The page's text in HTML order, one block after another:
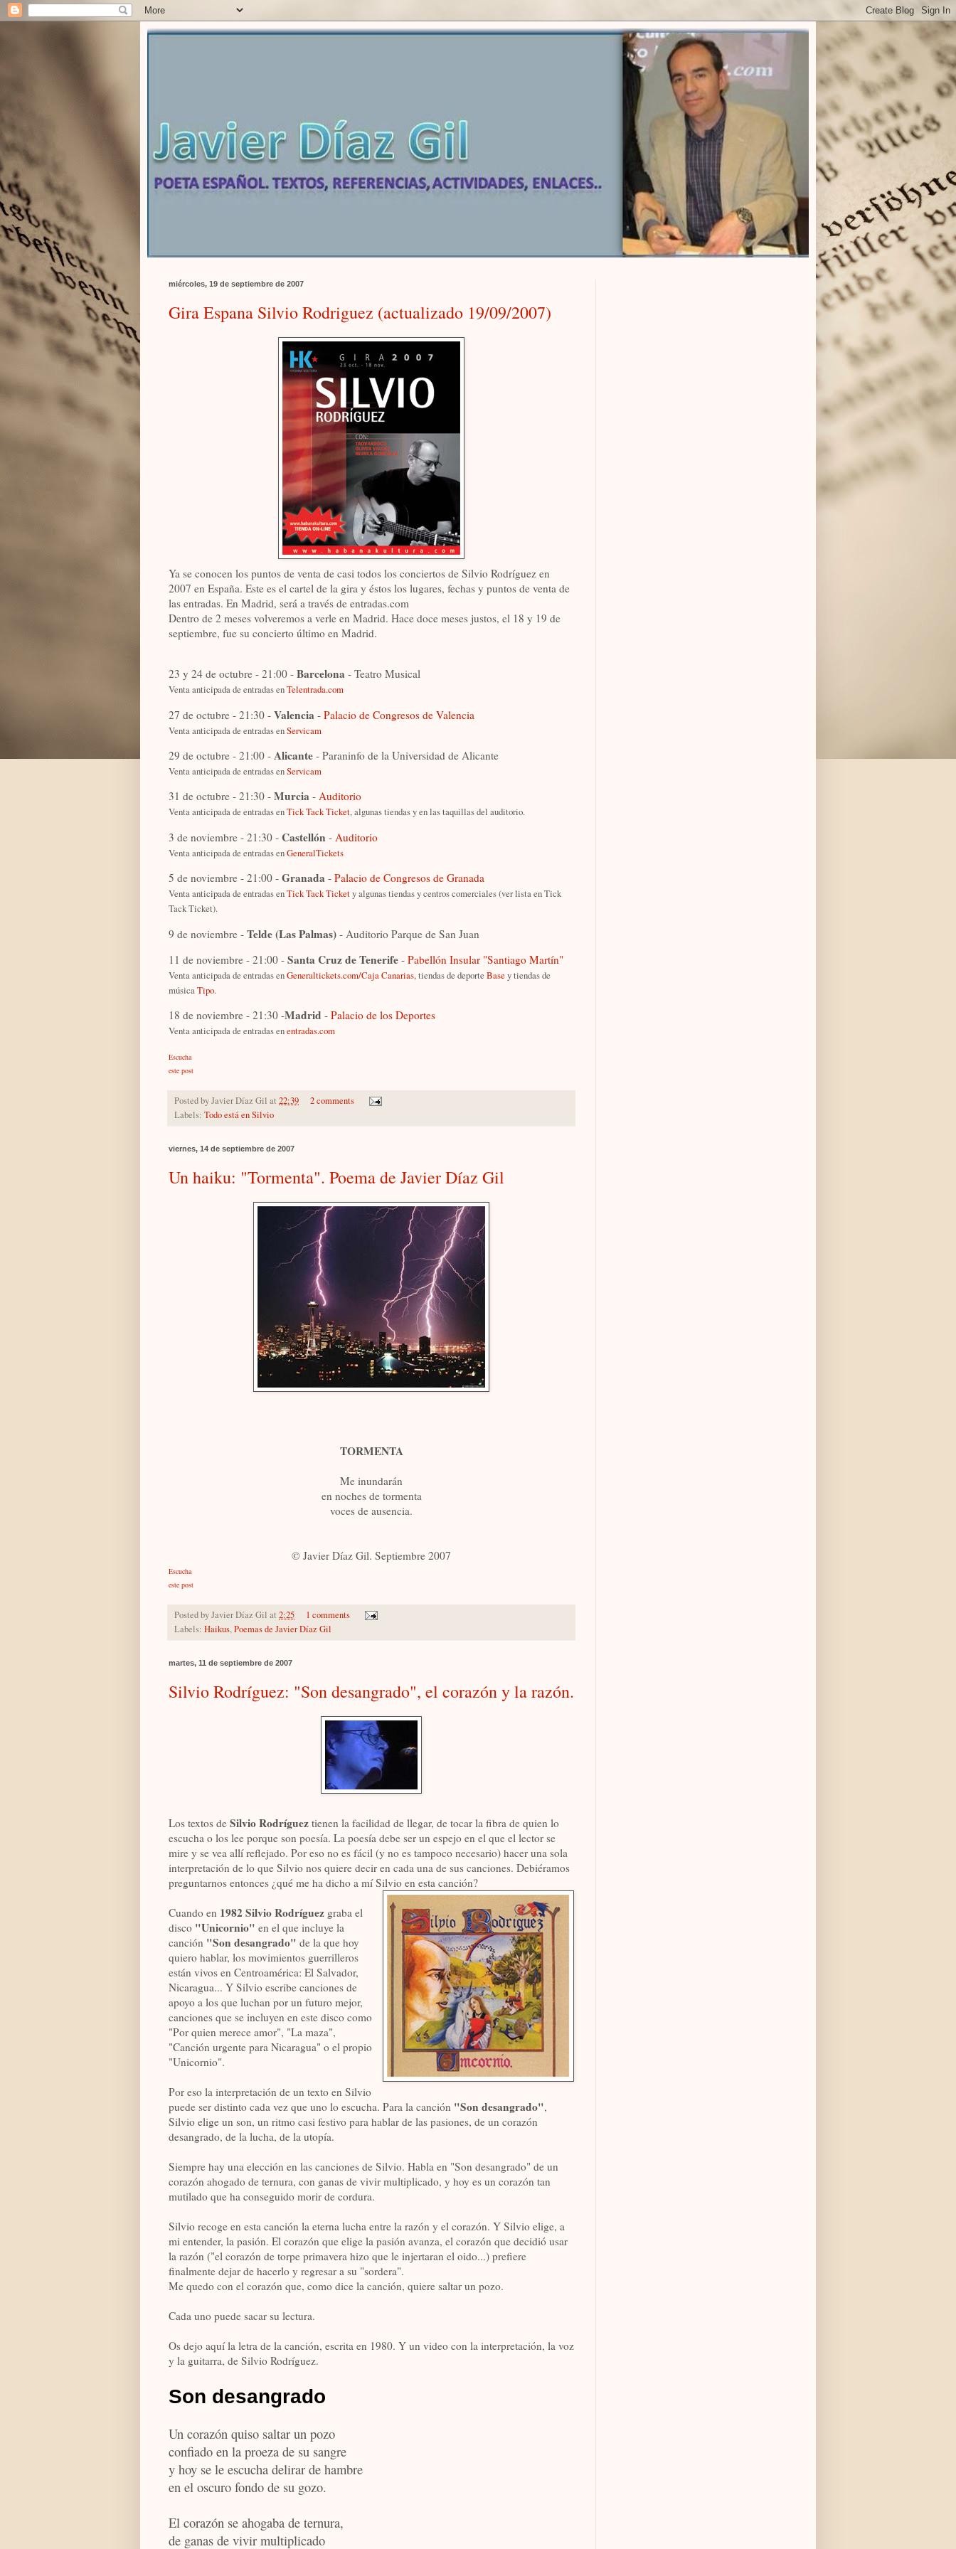
miércoles, 19 de septiembre de 2007
Gira Espana Silvio Rodriguez (actualizado 19/09/2007)
Ya se conocen los puntos de venta de casi todos los conciertos de Silvio Rodríguez en
2007 en España. Este es el cartel de la gira y éstos los lugares, fechas y puntos de venta de
las entradas. En Madrid, será a través de entradas.com
Dentro de 2 meses volveremos a verle en Madrid. Hace doce meses justos, el 18 y 19 de
septiembre, fue su concierto último en Madrid.
23 y 24 de octubre - 21:00 - Barcelona - Teatro Musical
Venta anticipada de entradas enTelentrada.com
27 de octubre - 21:30 - Valencia - Palacio de Congresos de Valencia
Venta anticipada de entradas enServicam
29 de octubre - 21:00 - Alicante - Paraninfo de la Universidad de Alicante
Venta anticipada de entradas enServicam
31 de octubre - 21:30 - Murcia - Auditorio
Venta anticipada de entradas enTick Tack Ticket, algunas tiendas y en las taquillas del auditorio.
3 de noviembre - 21:30 - Castellón - Auditorio
Venta anticipada de entradas enGeneralTickets
5 de noviembre - 21:00 - Granada - Palacio de Congresos de Granada
Venta anticipada de entradas enTick Tack Tickety algunas tiendas y centros comerciales (ver lista en Tick
Tack Ticket).
9 de noviembre - Telde (Las Palmas) - Auditorio Parque de San Juan
11 de noviembre - 21:00 - Santa Cruz de Tenerife - Pabellón Insular "Santiago Martín"
Venta anticipada de entradas enGeneraltickets.com/Caja Canarias, tiendas de deporte Base y tiendas de
músicaTipo.
18 de noviembre - 21:30 -Madrid - Palacio de los Deportes
Venta anticipada de entradas enentradas.com
Escucha
este post
Posted byJavier Díaz Gil at 22:39
2 comments
Labels: Todo está en Silvio
viernes, 14 de septiembre de 2007
Un haiku: "Tormenta". Poema de Javier Díaz Gil
TORMENTA
Me inundarán
en noches de tormenta
voces de ausencia.
© Javier Díaz Gil. Septiembre 2007
Escucha
este post
Posted byJavier Díaz Gil at 2:25
1 comments
Labels: Haikus,Poemas de Javier Díaz Gil
martes, 11 de septiembre de 2007
Silvio Rodríguez: "Son desangrado", el corazón y la razón.
Los textos de Silvio Rodríguez tienen la facilidad de llegar, de tocar la fibra de quien lo
escucha o los lee porque son poesía. La poesía debe ser un espejo en el que el lector se
mire y se vea allí reflejado. Por eso no es fácil (y no es tampoco necesario) hacer una sola
interpretación de lo que Silvio nos quiere decir en cada una de sus canciones. Debiéramos
preguntarnos entonces ¿qué me ha dicho a mí Silvio en esta canción?
Cuando en 1982 Silvio Rodríguez graba el
disco "Unicornio" en el que incluye la
canción "Son desangrado" de la que hoy
quiero hablar, los movimientos guerrilleros
están vivos en Centroamérica: El Salvador,
Nicaragua... Y Silvio escribe canciones de
apoyo a los que luchan por un futuro mejor,
canciones que se incluyen en este disco como
"Por quien merece amor", "La maza",
"Canción urgente para Nicaragua" o el propio
"Unicornio".
Por eso la interpretación de un texto en Silvio
puede ser distinto cada vez que uno lo escucha. Para la canción "Son desangrado",
Silvio elige un son, un ritmo casi festivo para hablar de las pasiones, de un corazón
desangrado, de la lucha, de la utopía.
Siempre hay una elección en las canciones de Silvio. Habla en "Son desangrado" de un
corazón ahogado de ternura, con ganas de vivir multiplicado, y hoy es un corazón tan
mutilado que ha conseguido morir de cordura.
Silvio recoge en esta canción la eterna lucha entre la razón y el corazón. Y Silvio elige, a
mi entender, la pasión. El corazón que elige la pasión avanza, el corazón que decidió usar
la razón ("el corazón de torpe primavera hizo que le injertaran el oido...) prefiere
finalmente dejar de hacerlo y regresar a su "sordera".
Me quedo con el corazón que, como dice la canción, quiere saltar un pozo.
Cada uno puede sacar su lectura.
Os dejo aquí la letra de la canción, escrita en 1980. Y un video con la interpretación, la voz
y la guitarra, de Silvio Rodríguez.
Son desangrado
Un corazón quiso saltar un pozo
confiado en la proeza de su sangre
y hoy se le escucha delirar de hambre
en el oscuro fondo de su gozo.
El corazón se ahogaba de ternura,
de ganas de vivir multiplicado